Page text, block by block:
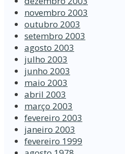
novembro 2003
outubro 2003
setembro 2003
agosto 2003
julho 2003
junho 2003
maio 2003
abril 2003
março 2003
fevereiro 2003
janeiro 2003
fevereiro 1999